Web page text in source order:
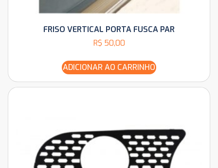
FRISO VERTICAL PORTA FUSCA PAR
R$ 50,00
ADICIONAR AO CARRINHO